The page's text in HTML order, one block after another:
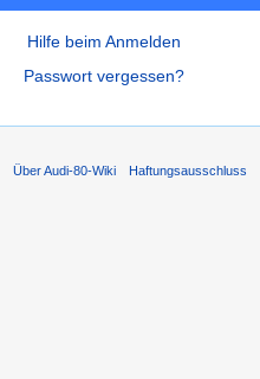
Hilfe beim Anmelden
Passwort vergessen?
Über Audi-80-Wiki Haftungsausschluss